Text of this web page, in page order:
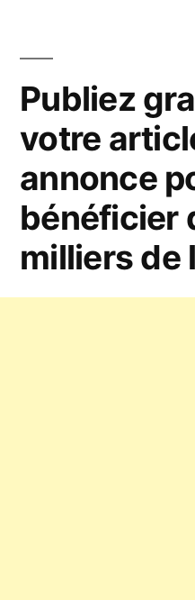
Publiez
votre
annonce
bénéficier
milliers de